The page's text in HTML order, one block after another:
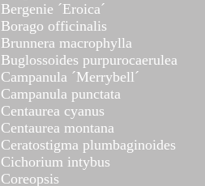
Bergenie ´Eroica´
Borago officinalis
Brunnera macrophylla
Buglossoides purpurocaerulea
Campanula ´Merrybell´
Campanula punctata
Centaurea cyanus
Centaurea montana
Ceratostigma plumbaginoides
Cichorium intybus
Coreopsis